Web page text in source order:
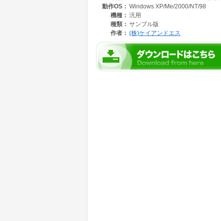
と思ったときに困りませんか?
このFotoNewsはUnitedGearsのファイル送受
に写真ギャラリーを作ってしまおうというデ
特徴は次の通りです。
(1)操作が簡単です。写真集のタイトルなどを
タイルを選ぶ、送る、の4段階で写真集ができ
動作OS： Windows XP/Me/2000/NT/98
機種： 汎用
種類： サンプル版
作者： (株)ケイアンドエス